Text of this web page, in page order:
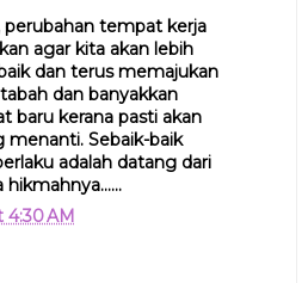
perubahan tempat kerja
agar kita akan lebih
dan terus memajukan
dan banyakkan
baru kerana pasti akan
menanti. Sebaik-baik
adalah datang dari
hikmahnya......
4:30 AM